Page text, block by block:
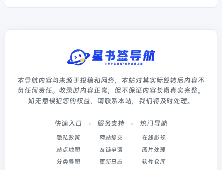
本导航内容均来源于投稿和网络，本站对其实际跳转后内容不
负任何责任。收录时内容正常，但不保证内容长期真实完整。
如无意侵犯您的权益，请联系本站，我们将及时处理。
快速入口
隐私政策
站点地图
分类导图
服务支持
网站提交
友链申请
更新日志
热门导航
在线影视
图片处理
软件仓库